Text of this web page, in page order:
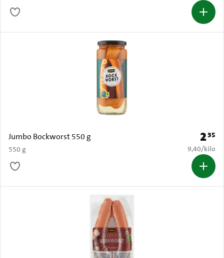
Jumbo Bockworst 550 g
550 g
Prijs:
235
€ 9,40 per
9,40/kilo